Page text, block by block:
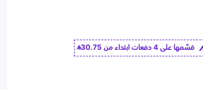
قسّمها على 4 دفعات ابتداء من
30.75